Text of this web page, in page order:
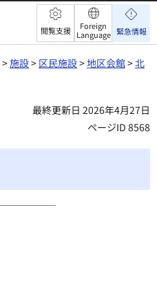
閲覧支援
Foreign
Language 緊急情報
>施設> 区民施設>地区会館>北
最終更新日 2026年4月27日
ページID 8568